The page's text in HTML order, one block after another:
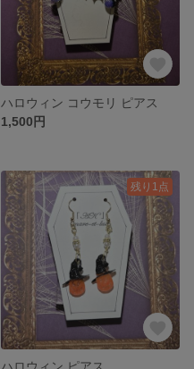
ハロウィン コウモリ ピアス
1,500円
残り1点
ハロウィン ピアス